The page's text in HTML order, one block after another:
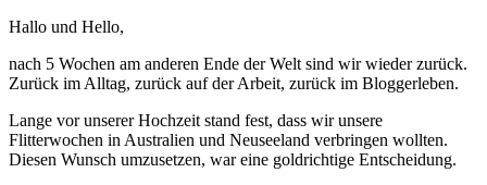
Hallo und Hello,
nach 5 Wochen am anderen Ende der Welt sind wir wieder zurück.
Zurück im Alltag, zurück auf der Arbeit, zurück im Bloggerleben.
Lange vor unserer Hochzeit stand fest, dass wir unsere
Flitterwochen in Australien und Neuseeland verbringen wollten.
Diesen Wunsch umzusetzen, war eine goldrichtige Entscheidung.